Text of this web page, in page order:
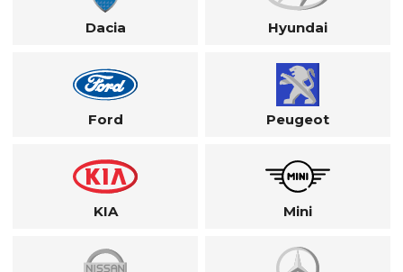
Dacia Hyundai
Ford Peugeot
KIA Mini